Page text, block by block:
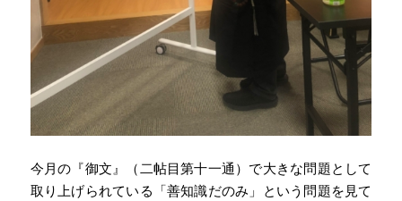
今月の『御文』（二帖目第十一通）で大きな問題として
取り上げられている「善知識だのみ」という問題を見て